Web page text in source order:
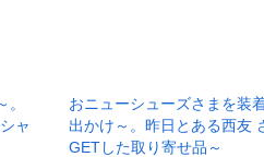
ャ
おニューシューズさまを装
出かけ～。昨日とある西友
GETした取り寄せ品～